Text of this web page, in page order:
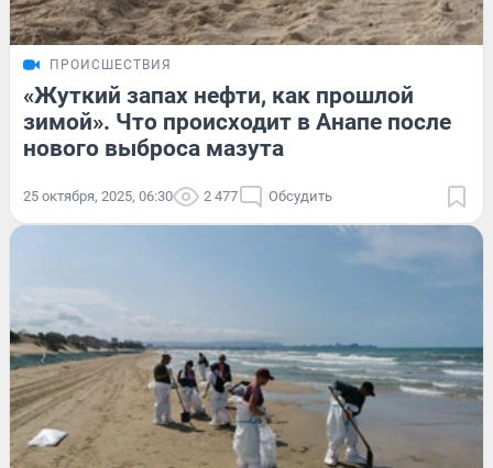
ПРОИСШЕСТВИЯ
«Жуткий запах нефти, как прошлой
зимой». Что происходит в Анапе после
нового выброса мазута
25 октября, 2025, 06:30 2 477 Обсудить